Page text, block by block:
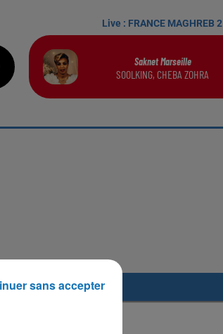
Live : FRANCE MAGHREB 2
Saknet Marseille
SOOLKING, CHEBA ZOHRA
sans accepter